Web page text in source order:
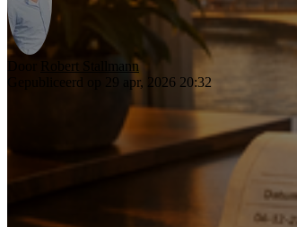
Robert Stallmann
Gepubliceerd op 29 apr, 2026 20:32